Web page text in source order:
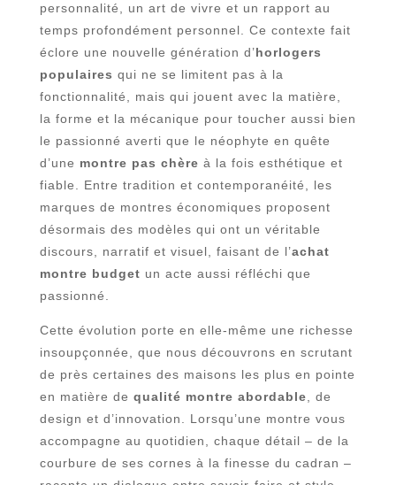
personnalité, un art de vivre et un rapport au
temps profondément personnel. Ce contexte fait
éclore une nouvelle génération d’horlogers
populaires qui ne se limitent pas à la
fonctionnalité, mais qui jouent avec la matière,
la forme et la mécanique pour toucher aussi bien
le passionné averti que le néophyte en quête
d’une montre pas chère à la fois esthétique et
fiable. Entre tradition et contemporanéité, les
marques de montres économiques proposent
désormais des modèles qui ont un véritable
discours, narratif et visuel, faisant de l’achat
montre budget un acte aussi réfléchi que
passionné.
Cette évolution porte en elle-même une richesse
insoupçonnée, que nous découvrons en scrutant
de près certaines des maisons les plus en pointe
en matière de qualité montre abordable , de
design et d’innovation. Lorsqu’une montre vous
accompagne au quotidien, chaque détail – de la
courbure de ses cornes à la finesse du cadran –